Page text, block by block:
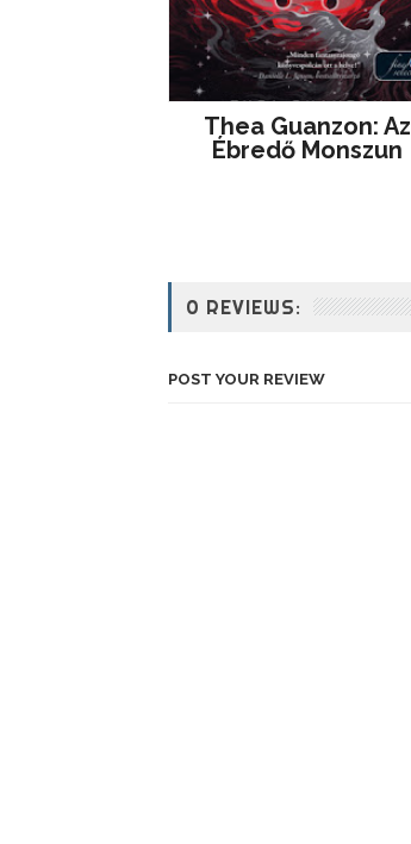
Thea Guanzon: Az
Ébredő Monszun
0 REVIEWS:
POST YOUR REVIEW